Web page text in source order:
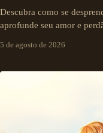
Descubra como se
aprofunde seu amor e
5 de agosto de 2026